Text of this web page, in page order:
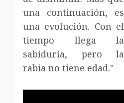
una continuación, es
una evolución. Con el
tiempo llega la
sabiduría, pero la
rabia no tiene edad."